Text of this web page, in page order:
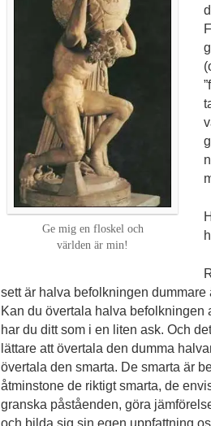
Ge mig en floskel och
världen är min!
sett är halva befolkningen dummare
Kan du övertala halva befolkningen
har du ditt som i en liten ask. Och
lättare att övertala den dumma
övertala den smarta. De smarta är
åtminstone de riktigt smarta, de
granska påståenden, göra
och bilda sig sin egen uppfattning